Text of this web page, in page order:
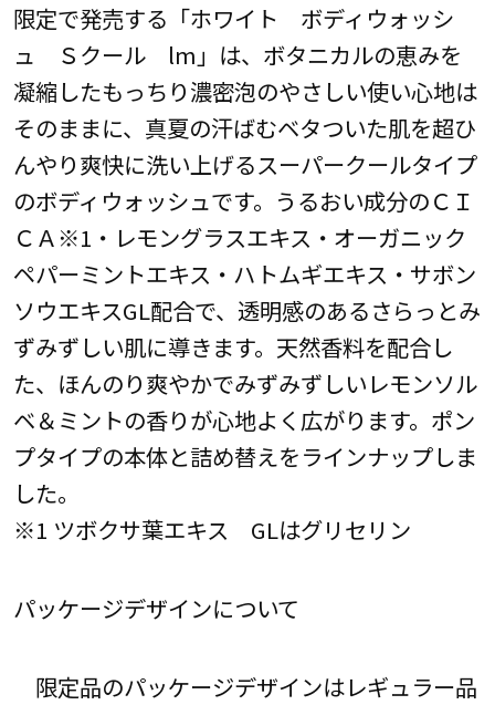
限定で発売する「ホワイト ボディウォッシ
ュ Ｓクール lm」は、ボタニカルの恵みを
凝縮したもっちり濃密泡のやさしい使い心地は
そのままに、真夏の汗ばむベタついた肌を超ひ
んやり爽快に洗い上げるスーパークールタイプ
のボディウォッシュです。うるおい成分のＣＩ
ＣＡ※1・レモングラスエキス・オーガニック
ペパーミントエキス・ハトムギエキス・サボン
ソウエキスGL配合で、透明感のあるさらっとみ
ずみずしい肌に導きます。天然香料を配合し
た、ほんのり爽やかでみずみずしいレモンソル
ベ＆ミントの香りが心地よく広がります。ポン
プタイプの本体と詰め替えをラインナップしま
した。
※1 ツボクサ葉エキス GLはグリセリン
パッケージデザインについて
限定品のパッケージデザインはレギュラー品